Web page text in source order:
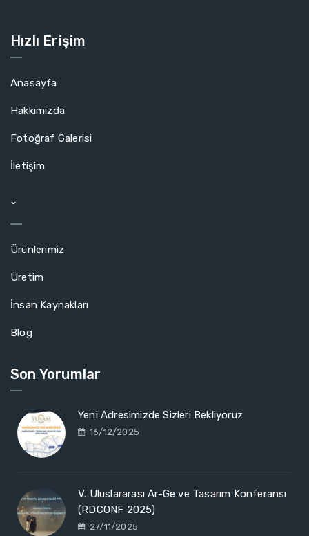
Hızlı Erişim
Anasayfa
Hakkımızda
Fotoğraf Galerisi
İletişim
ˇ
Ürünlerimiz
Üretim
İnsan Kaynakları
Blog
Son Yorumlar
Yeni Adresimizde Sizleri Bekliyoruz
16/12/2025
V. Uluslararası Ar-Ge ve Tasarım Konferansı
(RDCONF 2025)
27/11/2025